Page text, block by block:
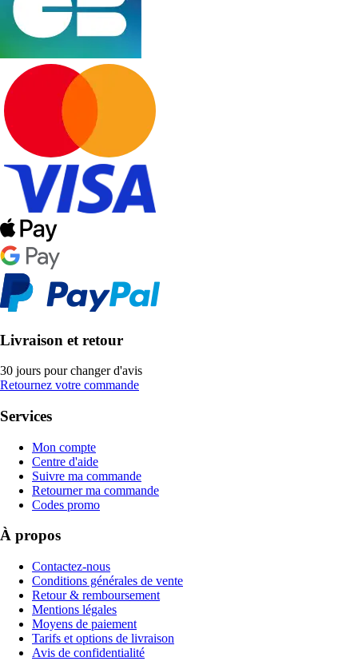
Livraison et retour
30 jours pour changer d'avis
Retournez votre commande
Services
Mon compte
Centre d'aide
Suivre ma commande
Retourner ma commande
Codes promo
À propos
Contactez-nous
Conditions générales de vente
Retour & remboursement
Mentions légales
Moyens de paiement
Tarifs et options de livraison
Avis de confidentialité